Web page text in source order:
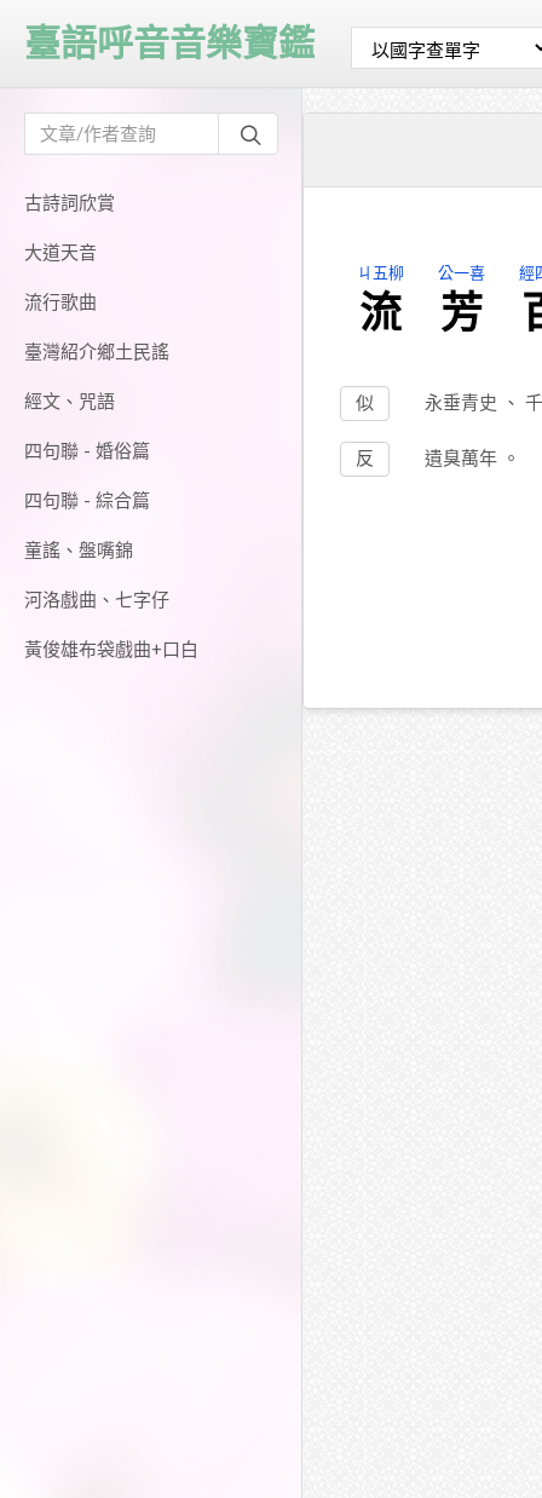
古詩詞欣賞
大道天音
流行歌曲
臺灣紹介鄉土民謠
經文、咒語
四句聯 - 婚俗篇
四句聯 - 綜合篇
童謠、盤嘴錦
河洛戲曲、七字仔
黃俊雄布袋戲曲+口白
臺語呼音音樂寶鑑
ㄐ五柳
流
公一喜
芳
經
永垂青史 、
似
遺臭萬年 。
反